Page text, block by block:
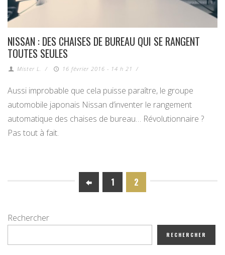
NISSAN : DES CHAISES DE BUREAU QUI SE RANGENT
TOUTES SEULES
Mister L. / 16 février 2016 - 14 h 21 /
Aussi improbable que cela puisse paraître, le groupe
automobile japonais Nissan d’inventer le rangement
automatique des chaises de bureau… Révolutionnaire ?
Pas tout à fait.
1 2
Rechercher
RECHERCHER